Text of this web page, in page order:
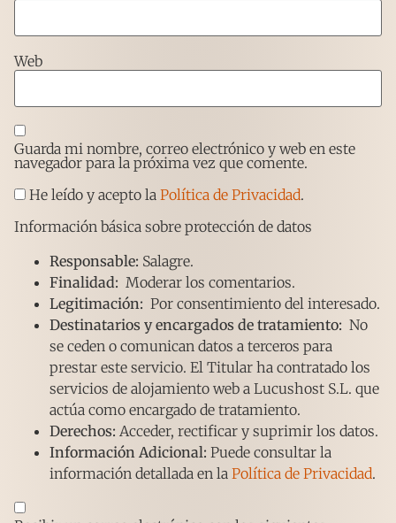
Web
Guarda mi nombre, correo electrónico y web en este
navegador para la próxima vez que comente.
He leído y acepto la Política de Privacidad.
Información básica sobre protección de datos
Responsable: Salagre.
Finalidad: Moderar los comentarios.
Legitimación: Por consentimiento del interesado.
Destinatarios y encargados de tratamiento: No
se ceden o comunican datos a terceros para
prestar este servicio. El Titular ha contratado los
servicios de alojamiento web a Lucushost S.L. que
actúa como encargado de tratamiento.
Derechos: Acceder, rectificar y suprimir los datos.
Información Adicional: Puede consultar la
información detallada en la Política de Privacidad.